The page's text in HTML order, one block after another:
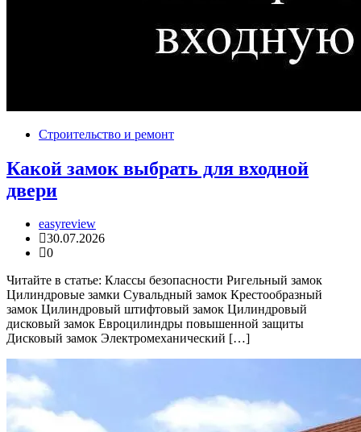
Строительство и ремонт
Какой замок выбрать для входной
двери
easyreview
30.07.2026
0
Читайте в статье: Классы безопасности Ригельный замок
Цилиндровые замки Сувальдный замок Крестообразный
замок Цилиндровый штифтовый замок Цилиндровый
дисковый замок Евроцилиндры повышенной защиты
Дисковый замок Электромеханический […]